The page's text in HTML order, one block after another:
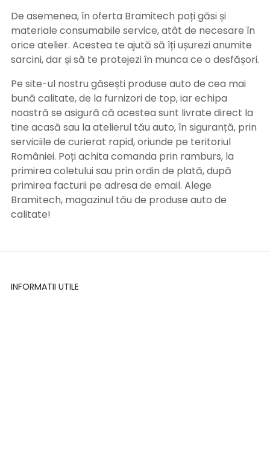
De asemenea, în oferta Bramitech poți găsi și
materiale consumabile service, atât de necesare în
orice atelier. Acestea te ajută să îți ușurezi anumite
sarcini, dar și să te protejezi în munca ce o desfășori.
Pe site-ul nostru găsești produse auto de cea mai
bună calitate, de la furnizori de top, iar echipa
noastră se asigură că acestea sunt livrate direct la
tine acasă sau la atelierul tău auto, în siguranță, prin
serviciile de curierat rapid, oriunde pe teritoriul
României. Poți achita comanda prin ramburs, la
primirea coletului sau prin ordin de plată, după
primirea facturii pe adresa de email. Alege
Bramitech, magazinul tău de produse auto de
calitate!
INFORMATII UTILE